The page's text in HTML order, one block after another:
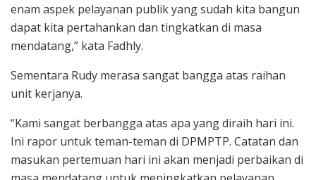
enam aspek pelayanan publik yang sudah kita bangun
dapat kita pertahankan dan tingkatkan di masa
mendatang,” kata Fadhly.
Sementara Rudy merasa sangat bangga atas raihan
unit kerjanya.
“Kami sangat berbangga atas apa yang diraih hari ini.
Ini rapor untuk teman-teman di DPMPTP. Catatan dan
masukan pertemuan hari ini akan menjadi perbaikan di